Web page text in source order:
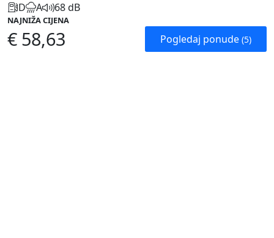
D A 68 dB
NAJNIŽA CIJENA
€ 58,63 Pogledaj ponude (5)